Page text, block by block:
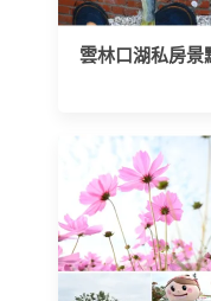
雲林口湖私房景